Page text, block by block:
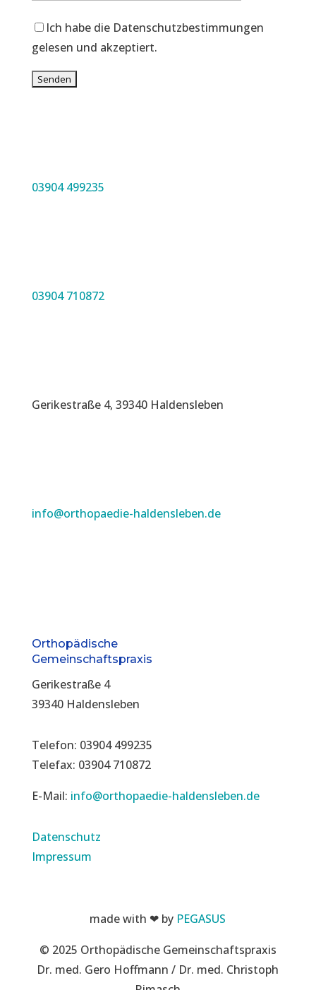
Ich habe die Datenschutzbestimmungen
gelesen und akzeptiert.
03904 499235
03904 710872
Gerikestraße 4, 39340 Haldensleben
info@orthopaedie-haldensleben.de
Orthopädische
Gemeinschaftspraxis
Gerikestraße 4
39340 Haldensleben
Telefon: 03904 499235
Telefax: 03904 710872
E-Mail: info@orthopaedie-haldensleben.de
Datenschutz
Impressum
made with ❤ by PEGASUS
© 2025 Orthopädische Gemeinschaftspraxis
Dr. med. Gero Hoffmann / Dr. med. Christoph